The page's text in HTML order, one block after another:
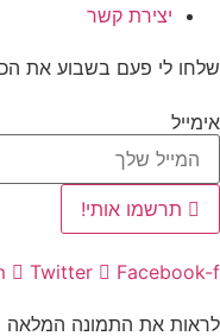
יצירת קשר
שלחו לי פעם בשבוע את
אימייל
תרשמו אותי!
Twitter Facebook-f
לראות את התמונה המלאה